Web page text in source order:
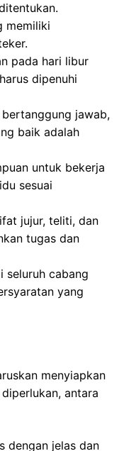
memiliki
pada hari libur
dipenuhi
jawab,
baik adalah
untuk bekerja
sesuai
jujur, teliti, dan
tugas dan
seluruh cabang
yang
menyiapkan
antara
dengan jelas dan